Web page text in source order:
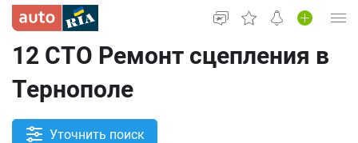
Вход в кабинет
Автомобили б/у
Новые авто
12 СТО Ремонт сцепления в
Тернополе
Уточнить поиск